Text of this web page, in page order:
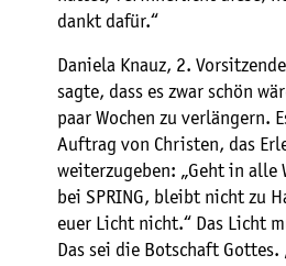
dankt dafür.“
Daniela Knauz, 2.
sagte, dass es zwar schön
paar Wochen zu verlängern.
Auftrag von Christen, das
weiterzugeben: „Geht in
bei SPRING, bleibt nicht zu
euer Licht nicht.“ Das Licht
Das sei die Botschaft Gottes.